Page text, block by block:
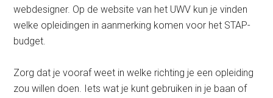
webdesigner. Op de website van het UWV kun je vinden
welke opleidingen in aanmerking komen voor het STAP-
budget.
Zorg dat je vooraf weet in welke richting je een opleiding
zou willen doen. Iets wat je kunt gebruiken in je baan of